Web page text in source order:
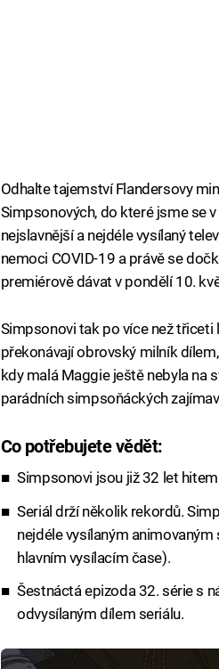
Odhalte tajemství Flandersovy
Simpsonových, do které jsme se
nejslavnější a nejdéle vysílaný
nemoci COVID-19 a právě se
premiérově dávat v pondělí 10.
Simpsonovi tak po více než třiceti
překonávají obrovský milník
kdy malá Maggie ještě nebyla na
parádních simpsoňáckých
Co potřebujete vědět:
Simpsonovi jsou již 32 let
Seriál drží několik rekordů.
nejdéle vysílaným
hlavním vysílacím čase).
Šestnáctá epizoda 32. série s
odvysílaným dílem seriálu.